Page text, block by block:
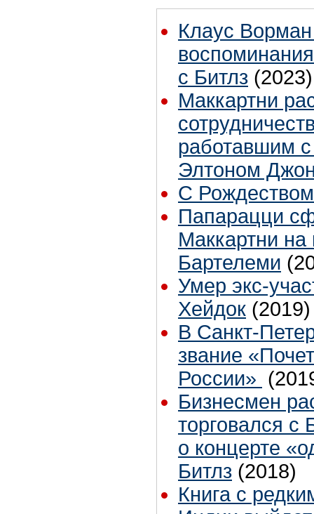
Клаус
с Битлз (2023)
Маккартни
работавшим
Элтоном
С
Папарацци
Маккартни на
Бартелеми
Умер экс-
Хейдок (2019)
В Санкт-
звание
России»
Бизнесмен
торговался
о концерте
Битлз (2018)
Книга с